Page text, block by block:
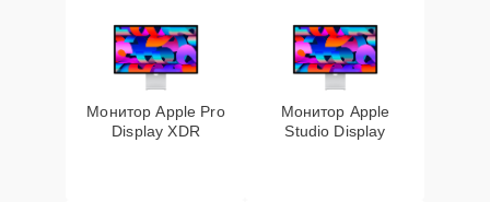
Монитор Apple Pro
Display XDR
Монитор Apple
Studio Display